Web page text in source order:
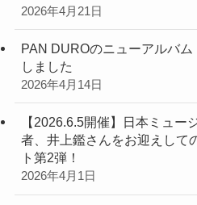
2026年4月21日
PAN DUROのニューアルバ
しました
2026年4月14日
【2026.6.5開催】日本ミュー
者、井上鑑さんをお迎えして
ト第2弾！
2026年4月1日